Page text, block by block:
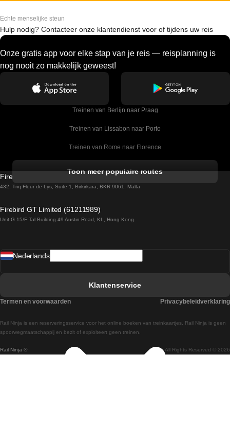
Echte menselijke steun
Hulp nodig? Contacteer onze klantendienst voor of tijdens uw reis
Onze gratis app voor elke stap van je reis — reisplanning is
nog nooit zo makkelijk geweest!
Treinen van Berlijn naar Praag
Treinen van Lissabon naar Porto
Treinen van Rome naar Florence
Treinen van Sevilla naar Barcelona
Treinen van Praag naar Wenen
Treinen van Wenen naar Salzburg
Treinen van Wenen naar Praag
Toon meer populaire routes
Firebird GT Limited (OC 1451)
432, Triq Fleur de Lys, Suite 1, Birkirkara, BKR 9061, Malta
Firebird GT Limited (61211989)
Unit G 15/F Tal Building 49 Austin Road, KL, Hong Kong
Rail Ninja ® All Rights Reserved © 2026
Rail Ninja is een reserveringsservice voor het online boeken van treinkaartjes. Rail Ninja is geen
spoorwegmaatschappij en bezit of exploiteert geen treinen.
Nederlands
Klantenservice
Termen en voorwaarden Privacybeleidverklaring